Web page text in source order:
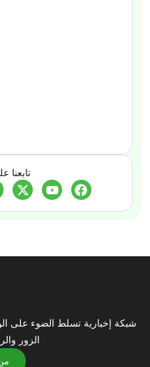
تابعنا
شبكة إخبارية تسلط الضوء على
الزور